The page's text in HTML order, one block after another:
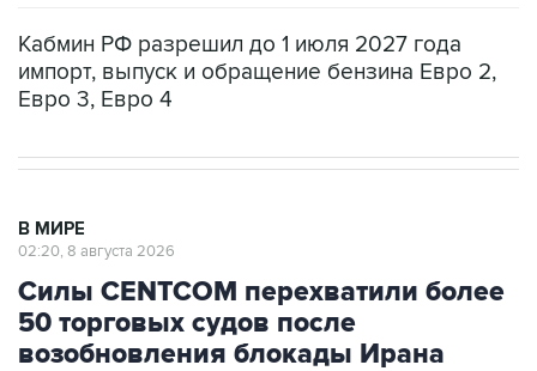
Евро 3, Евро 4
Силы CENTCOM перехватили более
50 торговых судов после
возобновления блокады Ирана
Москва. 8 августа. INTERFAX.RU -